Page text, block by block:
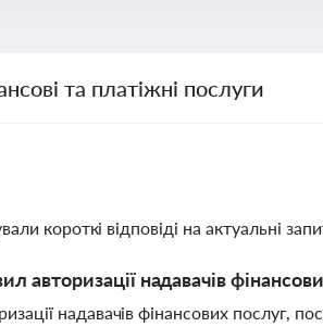
та платіжні послуги
короткі відповіді на актуальні
авторизації надавачів
надавачів фінансових послуг,